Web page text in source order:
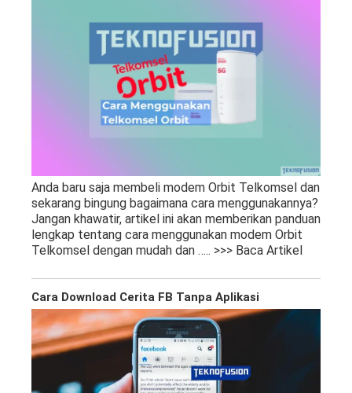
Anda baru saja membeli modem Orbit Telkomsel dan
sekarang bingung bagaimana cara menggunakannya?
Jangan khawatir, artikel ini akan memberikan panduan
lengkap tentang cara menggunakan modem Orbit
Telkomsel dengan mudah dan ….. >>> Baca Artikel
Cara Download Cerita FB Tanpa Aplikasi